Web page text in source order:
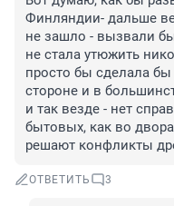
Финляндии- дальше
не зашло - вызвали
не стала утюжить
просто бы сделала
стороне и в
и так везде - нет
бытовых, как во
решают конфликты
ОТВЕТИТЬ 3